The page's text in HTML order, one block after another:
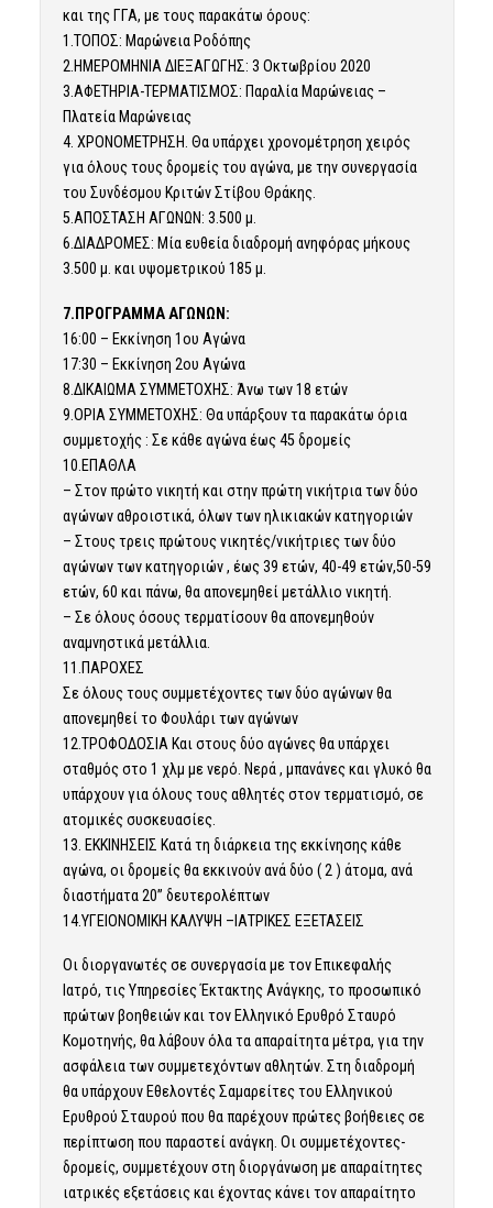
και της ΓΓΑ, με τους παρακάτω όρους:
1.ΤΟΠΟΣ: Μαρώνεια Ροδόπης
2.ΗΜΕΡΟΜΗΝΙΑ ΔΙΕΞΑΓΩΓΗΣ: 3 Οκτωβρίου 2020
3.ΑΦΕΤΗΡΙΑ-ΤΕΡΜΑΤΙΣΜΟΣ: Παραλία Μαρώνειας –
Πλατεία Μαρώνειας
4. ΧΡΟΝΟΜΕΤΡΗΣΗ. Θα υπάρχει χρονομέτρηση χειρός
για όλους τους δρομείς του αγώνα, με την συνεργασία
του Συνδέσμου Κριτών Στίβου Θράκης.
5.ΑΠΟΣΤΑΣΗ ΑΓΩΝΩΝ: 3.500 μ.
6.ΔΙΑΔΡΟΜΕΣ: Μία ευθεία διαδρομή ανηφόρας μήκους
3.500 μ. και υψομετρικού 185 μ.
7.ΠΡΟΓΡΑΜΜΑ ΑΓΩΝΩΝ:
16:00 – Εκκίνηση 1ου Αγώνα
17:30 – Εκκίνηση 2ου Αγώνα
8.ΔΙΚΑΙΩΜΑ ΣΥΜΜΕΤΟΧΗΣ: Άνω των 18 ετών
9.ΟΡΙΑ ΣΥΜΜΕΤΟΧΗΣ: Θα υπάρξουν τα παρακάτω όρια
συμμετοχής : Σε κάθε αγώνα έως 45 δρομείς
10.ΕΠΑΘΛΑ
– Στον πρώτο νικητή και στην πρώτη νικήτρια των δύο
αγώνων αθροιστικά, όλων των ηλικιακών κατηγοριών
– Στους τρεις πρώτους νικητές/νικήτριες των δύο
αγώνων των κατηγοριών , έως 39 ετών, 40-49 ετών,50-59
ετών, 60 και πάνω, θα απονεμηθεί μετάλλιο νικητή.
– Σε όλους όσους τερματίσουν θα απονεμηθούν
αναμνηστικά μετάλλια.
11.ΠΑΡΟΧΕΣ
Σε όλους τους συμμετέχοντες των δύο αγώνων θα
απονεμηθεί το Φουλάρι των αγώνων
12.ΤΡΟΦΟΔΟΣΙΑ Και στους δύο αγώνες θα υπάρχει
σταθμός στο 1 χλμ με νερό. Νερά , μπανάνες και γλυκό θα
υπάρχουν για όλους τους αθλητές στον τερματισμό, σε
ατομικές συσκευασίες.
13. ΕΚΚΙΝΗΣΕΙΣ Κατά τη διάρκεια της εκκίνησης κάθε
αγώνα, οι δρομείς θα εκκινούν ανά δύο ( 2 ) άτομα, ανά
διαστήματα 20’’ δευτερολέπτων
14.ΥΓΕΙΟΝΟΜΙΚΗ ΚΑΛΥΨΗ –ΙΑΤΡΙΚΕΣ ΕΞΕΤΑΣΕΙΣ
Οι διοργανωτές σε συνεργασία με τον Επικεφαλής
Ιατρό, τις Υπηρεσίες Έκτακτης Ανάγκης, το προσωπικό
πρώτων βοηθειών και τον Ελληνικό Ερυθρό Σταυρό
Κομοτηνής, θα λάβουν όλα τα απαραίτητα μέτρα, για την
ασφάλεια των συμμετεχόντων αθλητών. Στη διαδρομή
θα υπάρχουν Εθελοντές Σαμαρείτες του Ελληνικού
Ερυθρού Σταυρού που θα παρέχουν πρώτες βοήθειες σε
περίπτωση που παραστεί ανάγκη. Οι συμμετέχοντες-
δρομείς, συμμετέχουν στη διοργάνωση με απαραίτητες
ιατρικές εξετάσεις και έχοντας κάνει τον απαραίτητο